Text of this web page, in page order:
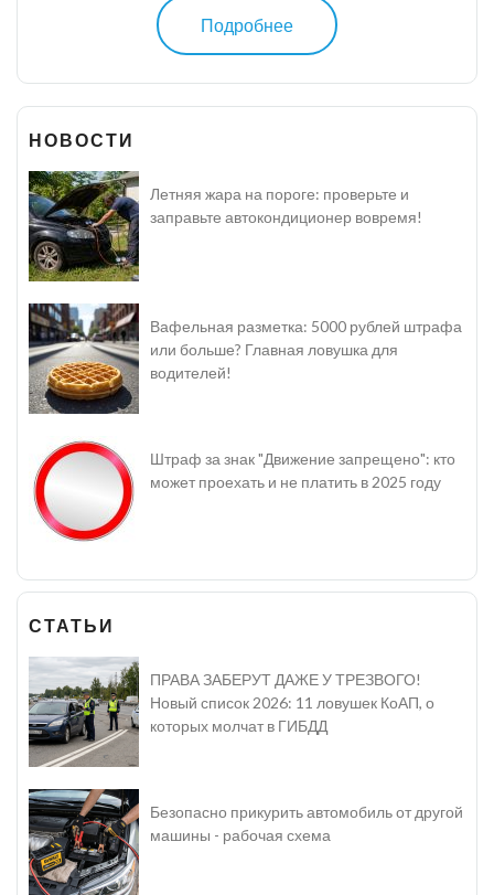
Подробнее
НОВОСТИ
Летняя жара на пороге: проверьте и
заправьте автокондиционер вовремя!
Вафельная разметка: 5000 рублей штрафа
или больше? Главная ловушка для
водителей!
Штраф за знак "Движение запрещено": кто
может проехать и не платить в 2025 году
СТАТЬИ
ПРАВА ЗАБЕРУТ ДАЖЕ У ТРЕЗВОГО!
Новый список 2026: 11 ловушек КоАП, о
которых молчат в ГИБДД
Безопасно прикурить автомобиль от другой
машины - рабочая схема